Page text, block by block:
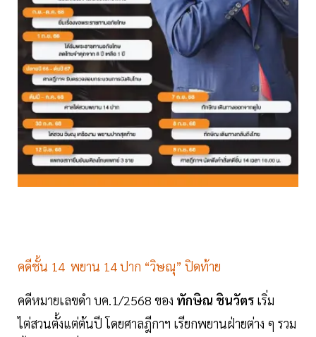
คดีชั้น 14 พยาน 14 ปาก “วิษณุ” ปิดท้าย
คดีหมายเลขดำ บค.1/2568 ของ ทักษิณ ชินวัตร เริ่ม
ไต่สวนตั้งแต่ต้นปี โดยศาลฎีกาฯ เรียกพยานฝ่ายต่าง ๆ รวม